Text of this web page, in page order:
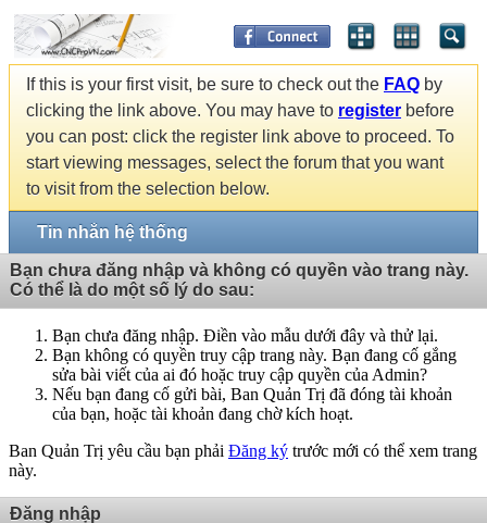
If this is your first visit, be sure to check out the FAQ by
clicking the link above. You may have to register before
you can post: click the register link above to proceed. To
start viewing messages, select the forum that you want
to visit from the selection below.
Tin nhắn hệ thống
Bạn chưa đăng nhập và không có quyền vào trang này.
Có thể là do một số lý do sau:
Bạn chưa đăng nhập. Điền vào mẫu dưới đây và thử lại.
Bạn không có quyền truy cập trang này. Bạn đang cố gắng
sửa bài viết của ai đó hoặc truy cập quyền của Admin?
Nếu bạn đang cố gửi bài, Ban Quản Trị đã đóng tài khoản
của bạn, hoặc tài khoản đang chờ kích hoạt.
Ban Quản Trị yêu cầu bạn phải Đăng ký trước mới có thể xem trang
này.
Đăng nhập